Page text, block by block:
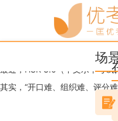
场
如何低成本
2025年12月23日 星
最近，HSK 3.0（中文水平考
其实，“开口难、组织难、评分